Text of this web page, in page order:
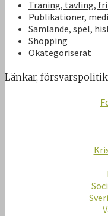
Träning, tävling,
Publikationer,
Samlande, spel,
Shopping
Okategoriserat
Länkar, försvarspolitik